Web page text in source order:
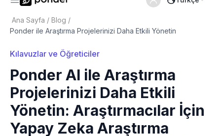
Ana Sayfa / Blog /
Ponder ile Araştırma Projelerinizi Daha Etkili Yönetin
Kılavuzlar ve Öğreticiler
Ponder AI ile Araştırma
Projelerinizi Daha Etkili
Yönetin: Araştırmacılar İçin
Yapay Zeka Araştırma